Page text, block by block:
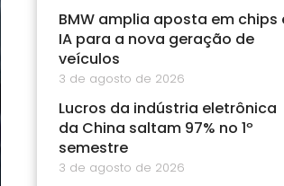
BMW amplia aposta em chips
IA para a nova geração de
veículos
3 de agosto de 2026
Lucros da indústria eletrônica
da China saltam 97% no 1º
semestre
3 de agosto de 2026